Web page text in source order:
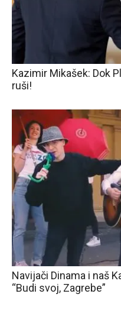
Kazimir Mikašek: Dok
ruši!
Navijači Dinama i naš
“Budi svoj, Zagrebe”